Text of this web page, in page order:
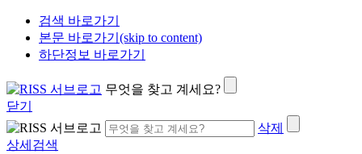
검색 바로가기
본문 바로가기(skip to content)
하단정보 바로가기
무엇을 찾고 계세요?
닫기
삭제
상세검색